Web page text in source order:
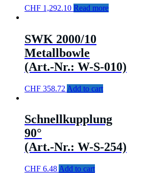
CHF 1,292.10 Read more
SWK 2000/10
Metallbowle
(Art.-Nr.: W-S-010)
CHF 358.72 Add to cart
Schnellkupplung
90°
(Art.-Nr.: W-S-254)
CHF 6.48 Add to cart